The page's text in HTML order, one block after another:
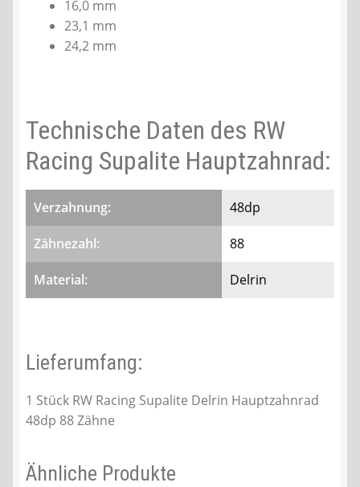
16,0 mm
23,1 mm
24,2 mm
Technische Daten des RW
Racing Supalite Hauptzahnrad:
Verzahnung: 48dp
Zähnezahl: 88
Material: Delrin
Lieferumfang:
1 Stück RW Racing Supalite Delrin Hauptzahnrad
48dp 88 Zähne
Ähnliche Produkte